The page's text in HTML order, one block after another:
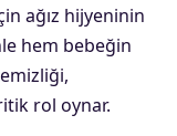
ağız hijyeninin
hem bebeğin
rol oynar.